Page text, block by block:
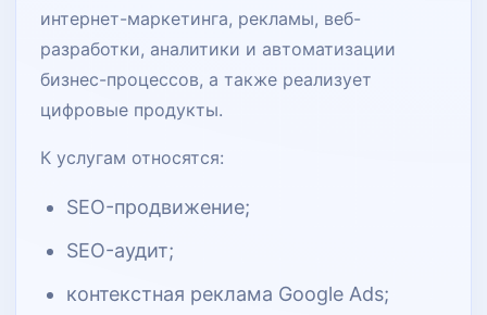
интернет-маркетинга, рекламы, веб-
разработки, аналитики и автоматизации
бизнес-процессов, а также реализует
цифровые продукты.
К услугам относятся:
SEO-продвижение;
SEO-аудит;
контекстная реклама Google Ads;